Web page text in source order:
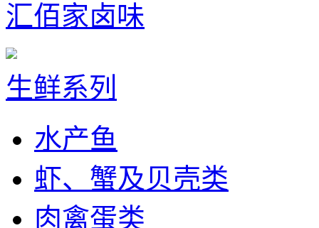
汇佰家卤味
生鲜系列
水产鱼
虾、蟹及贝壳类
肉禽蛋类